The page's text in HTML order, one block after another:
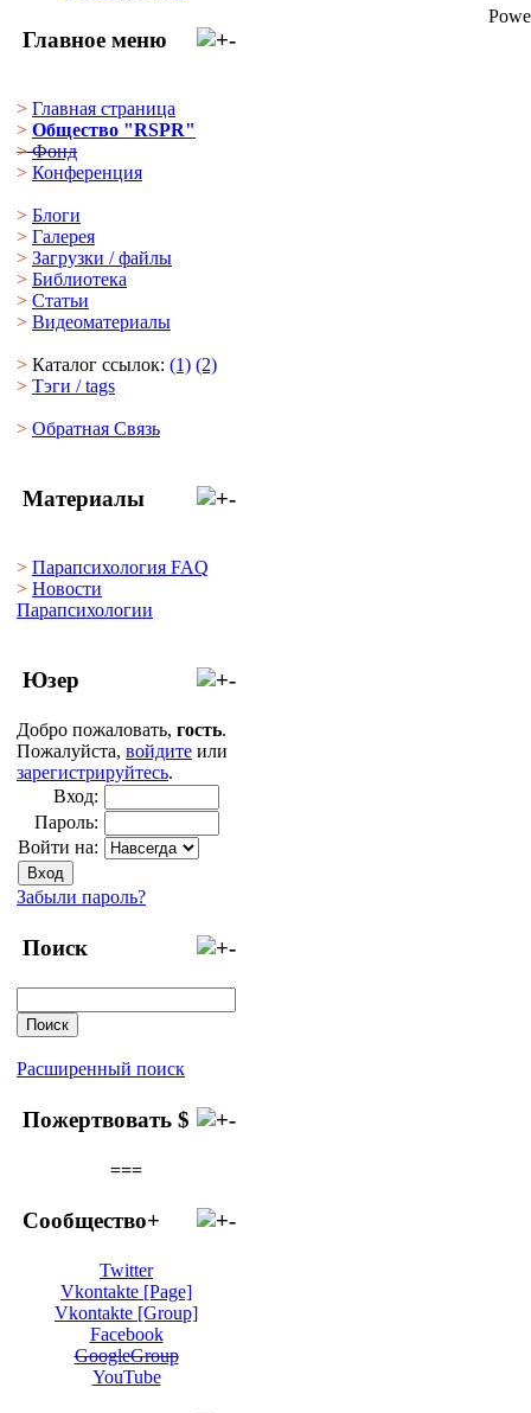
Главное меню
> Главная страница
> Общество "RSPR"
> Фонд
> Конференция
> Блоги
> Галерея
> Загрузки /файлы
> Библиотека
> Статьи
> Видеоматериалы
> Каталог ссылок: (1) (2)
> Тэги / tags
> Обратная Cвязь
Материалы
> Парапсихология FAQ
> Новости
Парапсихологии
Юзер
Добро пожаловать, гость.
Пожалуйста, войдите или
зарегистрируйтесь.
Вход:
Пароль:
Войти на:
Забыли пароль?
Поиск
Расширенный поиск
Пожертвовать $
===
Сообщество+
Twitter
Vkontakte [Page]
Vkontakte [Group]
Facebook
GoogleGroup
YouTube